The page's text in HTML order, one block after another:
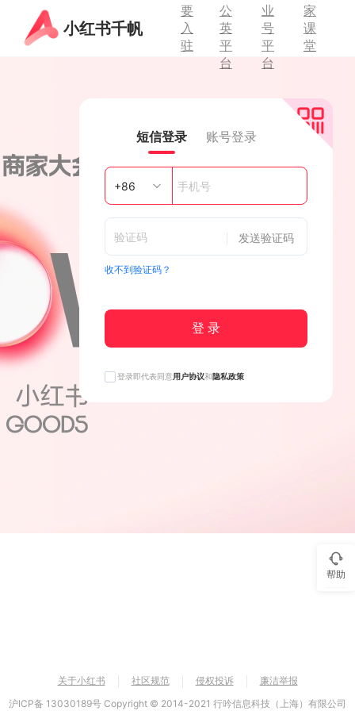
小红书千帆
要
入
驻
公
英
平
台
业
号
平
台
家
课
堂
短信登录 账号登录
发送验证码
收不到验证码？
登 录
登录即代表同意用户协议和隐私政策
关于小红书 社区规范 侵权投诉
廉洁举报
沪ICP备 13030189号 Copyright © 2014-2021 行吟信息科技（上海）有限公司
帮助